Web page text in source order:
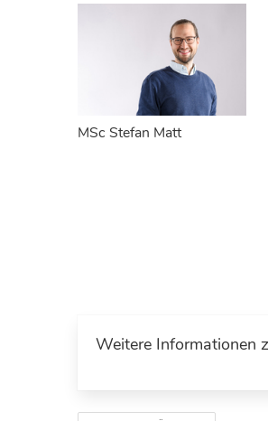
MSc Stefan Matt
Weitere Informationen